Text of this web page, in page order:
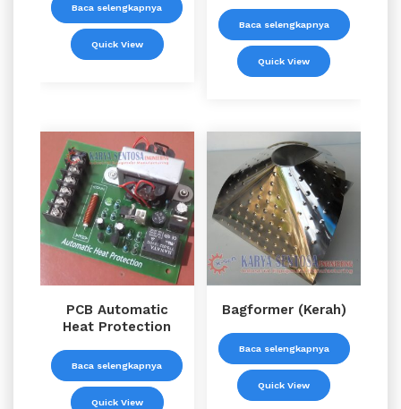
Baca selengkapnya
Quick View
Baca selengkapnya
Quick View
PCB Automatic
Heat Protection
Baca selengkapnya
Quick View
Bagformer (Kerah)
Baca selengkapnya
Quick View